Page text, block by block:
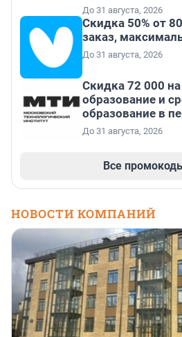
До 31 августа, 2026
Скидка 50% от
заказ,
До 31 августа, 2026
Скидка 72 000
образование и
образование в
До 31 августа, 2026
Все
НОВОСТИ КОМПАНИЙ